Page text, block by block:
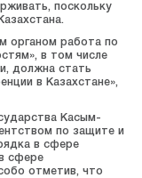
поскольку
органом работа по
в том числе
должна стать
в Казахстане»,
Касым-
по защите и
в сфере
сфере
отметив, что